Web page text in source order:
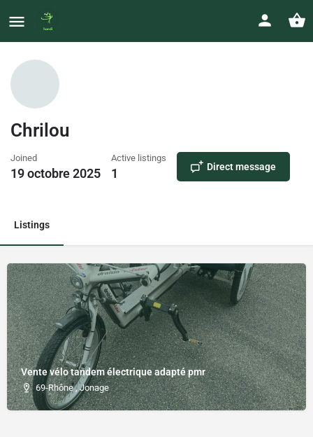
Chrilou
Joined
19 octobre 2025
Active listings
1 Direct message
Listings
Vente vélo tandem électrique adapté pmr
69-Rhône , Jonage